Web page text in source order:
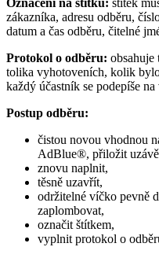
Označení na štítku: štítek
zákazníka, adresu odběru,
datum a čas odběru, čitelné
Protokol o odběru: obsahuje
tolika vyhotoveních, kolik
každý účastník se podepíše
Postup odběru:
čistou novou vhodnou
AdBlue®, přiložit
znovu naplnit,
těsně uzavřít,
održitelné víčko pevně
zaplombovat,
označit štítkem,
vyplnit protokol o